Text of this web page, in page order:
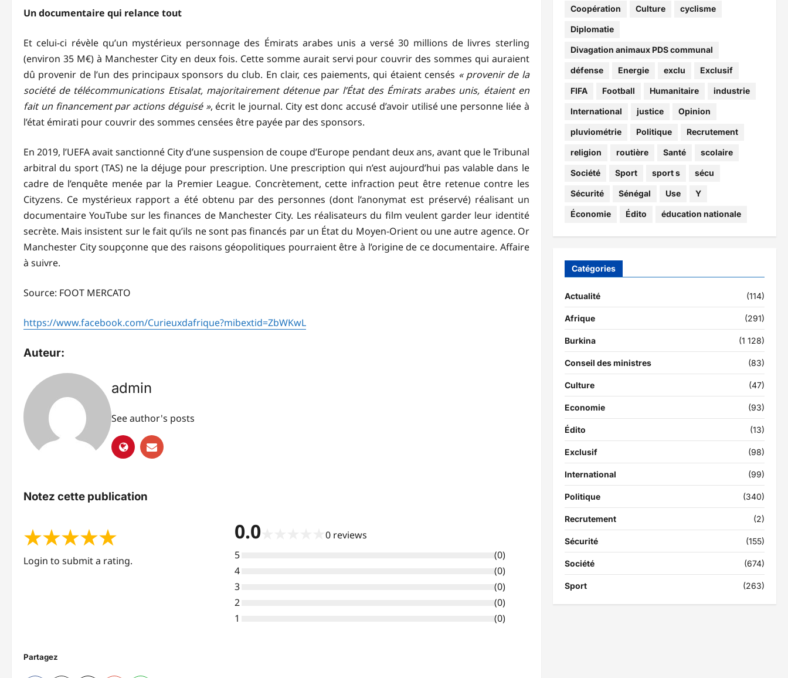
Un documentaire qui relance tout
Et celui-ci révèle qu’un mystérieux personnage des Émirats arabes unis a versé 30 millions de livres sterling
(environ 35 M€) à Manchester City en deux fois. Cette somme aurait servi pour couvrir des sommes qui auraient
dû provenir de l’un des principaux sponsors du club. En clair, ces paiements, qui étaient censés « provenir de la
société de télécommunications Etisalat, majoritairement détenue par l’État des Émirats arabes unis, étaient en
fait un financement par actions déguisé », écrit le journal. City est donc accusé d’avoir utilisé une personne liée à
l’état émirati pour couvrir des sommes censées être payée par des sponsors.
En 2019, l’UEFA avait sanctionné City d’une suspension de coupe d’Europe pendant deux ans, avant que le Tribunal
arbitral du sport (TAS) ne la déjuge pour prescription. Une prescription qui n’est aujourd’hui pas valable dans le
cadre de l’enquête menée par la Premier League. Concrètement, cette infraction peut être retenue contre les
Cityzens. Ce mystérieux rapport a été obtenu par des personnes (dont l’anonymat est préservé) réalisant un
documentaire YouTube sur les finances de Manchester City. Les réalisateurs du film veulent garder leur identité
secrète. Mais insistent sur le fait qu’ils ne sont pas financés par un État du Moyen-Orient ou une autre agence. Or
Manchester City soupçonne que des raisons géopolitiques pourraient être à l’origine de ce documentaire. Affaire
à suivre.
Source: FOOT MERCATO
https://www.facebook.com/Curieuxdafrique?mibextid=ZbWKwL
Auteur:
admin
See author's posts
Notez cette publication
★★★★★
Login to submit a rating.
0.0★ 0 reviews
5
(0)
4
(0)
3
(0)
2
(0)
1
(0)
Partagez
Coopération Culture cyclisme
Diplomatie
Divagation animaux PDS communal
défense Energie exclu Exclusif
FIFA Football Humanitaire industrie
International justice Opinion
pluviométrie Politique Recrutement
religion routière Santé scolaire
Société Sport sport s sécu
Sécurité Sénégal Use Y
Économie Édito éducation nationale
Catégories
Actualité (114)
Afrique (291)
Burkina (1 128)
Conseil des ministres (83)
Culture (47)
Economie (93)
Édito (13)
Exclusif (98)
International (99)
Politique (340)
Recrutement (2)
Sécurité (155)
Société (674)
Sport (263)